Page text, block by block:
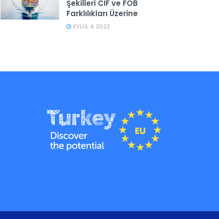
Şekilleri CIF ve FOB
Farklılıkları Üzerine
EYLÜL 4, 2022